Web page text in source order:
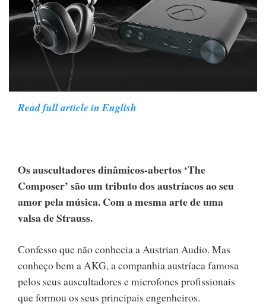
Read full article in English
Os auscultadores dinâmicos-abertos ‘The
Composer’ são um tributo dos austríacos ao seu
amor pela música. Com a mesma arte de uma
valsa de Strauss.
Confesso que não conhecia a Austrian Audio. Mas
conheço bem a AKG, a companhia austríaca famosa
pelos seus auscultadores e microfones profissionais
que formou os seus principais engenheiros.